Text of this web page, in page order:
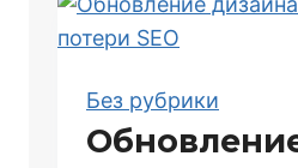
на
Без рубрики